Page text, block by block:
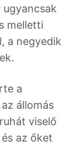
melletti
a negyedik
a
állomás
viselő
az őket